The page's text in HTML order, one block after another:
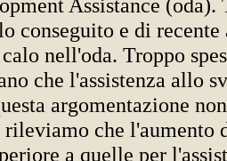
Assistance (oda).
conseguito e di recente
nell'oda. Troppo
che l'assistenza allo
argomentazione
che l'aumento
a quelle per